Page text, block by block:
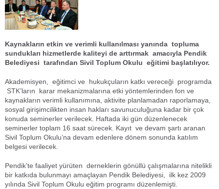
Kaynakların etkin ve verimli kullanılması yanında topluma
sundukları hizmetlerde kaliteyi de arttırmak amacıyla Pendik
Belediyesi tarafından Sivil Toplum Okulu eğitimi başlatılıyor.
Akademisyen, eğitimci ve hukukçuların katkı vereceği programda
STK’ların karar mekanizmalarına etki yöntemlerinden fon ve
kaynakların verimli kullanımına, aktivite planlamadan raporlamaya,
sosyal girişimcilikten insan hakları savunuculuğuna kadar bir çok
konuda seminerler verilecek. Haftada iki gün düzenlenecek
seminerler toplam 16 saat sürecek. Kayıt ve devam şartı aranan
Sivil Toplum Okulu’na devam edenlere dönem sonunda katılım
belgesi verilecek.
Pendik’te faaliyet yürüten derneklerin gönüllü çalışmalarına nitelikli
bir katkıda bulunmayı amaçlayan Pendik Belediyesi, ilk kez 2009
yılında Sivil Toplum Okulu eğitim programı düzenlemişti.